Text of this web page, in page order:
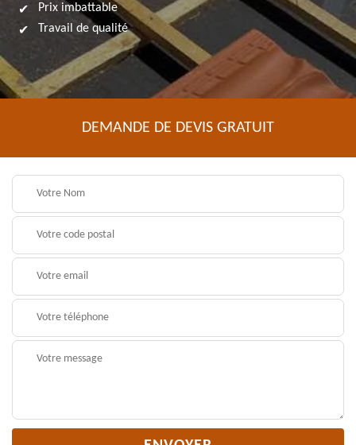
Prix imbattable
Travail de qualité
DEMANDE DE DEVIS GRATUIT